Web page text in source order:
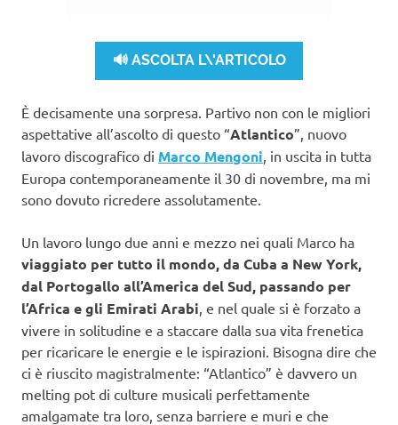
🔊 ASCOLTA L\'ARTICOLO
È decisamente una sorpresa. Partivo non con le migliori
aspettative all’ascolto di questo “Atlantico”, nuovo
lavoro discografico di Marco Mengoni , in uscita in tutta
Europa contemporaneamente il 30 di novembre, ma mi
sono dovuto ricredere assolutamente.
Un lavoro lungo due anni e mezzo nei quali Marco ha
viaggiato per tutto il mondo, da Cuba a New York,
dal Portogallo all’America del Sud, passando per
l’Africa e gli Emirati Arabi , e nel quale si è forzato a
vivere in solitudine e a staccare dalla sua vita frenetica
per ricaricare le energie e le ispirazioni. Bisogna dire che
ci è riuscito magistralmente: “Atlantico” è davvero un
melting pot di culture musicali perfettamente
amalgamate tra loro, senza barriere e muri e che